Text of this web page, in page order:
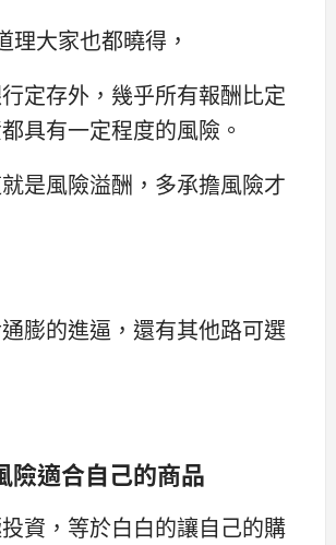
理大家也都曉得，
定存外，幾乎所有報酬比定
具有一定程度的風險。
是風險溢酬，多承擔風險才
膨的進逼，還有其他路可選
險適合自己的商品
資，等於白白的讓自己的購